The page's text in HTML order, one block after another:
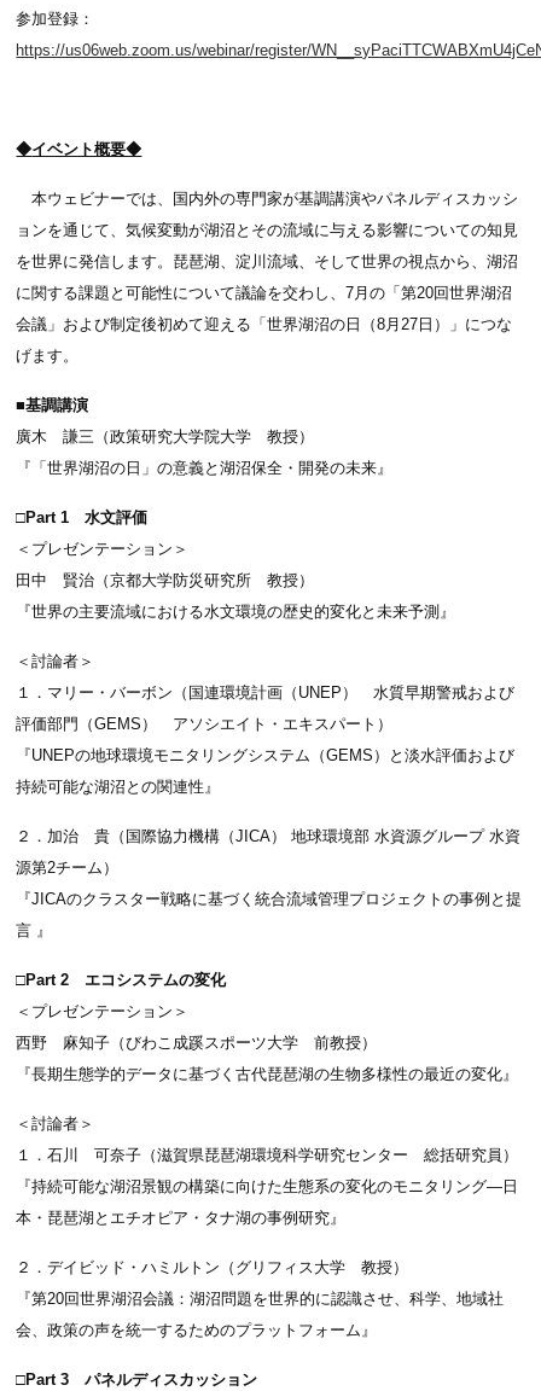
参加登録：
https://us06web.zoom.us/webinar/register/
◆イベント概要◆
本ウェビナーでは、国内外の専門家が基調講演やパネルディスカッシ
ョンを通じて、気候変動が湖沼とその流域に与える影響についての知見
を世界に発信します。琵琶湖、淀川流域、そして世界の視点から、湖沼
に関する課題と可能性について議論を交わし、7月の「第20回世界湖沼
会議」および制定後初めて迎える「世界湖沼の日（8月27日）」につな
げます。
■基調講演
廣木 謙三（政策研究大学院大学 教授）
『「世界湖沼の日」の意義と湖沼保全・開発の未来』
□Part 1 水文評価
＜プレゼンテーション＞
田中 賢治（京都大学防災研究所 教授）
『世界の主要流域における水文環境の歴史的変化と未来予測』
＜討論者＞
１．マリー・バーボン（国連環境計画（UNEP） 水質早期警戒および
評価部門（GEMS） アソシエイト・エキスパート）
『UNEPの地球環境モニタリングシステム（GEMS）と淡水評価および
持続可能な湖沼との関連性』
２．加治 貴（国際協力機構（JICA） 地球環境部 水資源グループ 水資
源第2チーム）
『JICAのクラスター戦略に基づく統合流域管理プロジェクトの事例と提
言 』
□Part 2 エコシステムの変化
＜プレゼンテーション＞
西野 麻知子（びわこ成蹊スポーツ大学 前教授）
『長期生態学的データに基づく古代琵琶湖の生物多様性の最近の変化』
＜討論者＞
１．石川 可奈子（滋賀県琵琶湖環境科学研究センター 総括研究員）
『持続可能な湖沼景観の構築に向けた生態系の変化のモニタリング―日
本・琵琶湖とエチオピア・タナ湖の事例研究』
２．デイビッド・ハミルトン（グリフィス大学 教授）
『第20回世界湖沼会議：湖沼問題を世界的に認識させ、科学、地域社
会、政策の声を統一するためのプラットフォーム』
□Part 3 パネルディスカッション